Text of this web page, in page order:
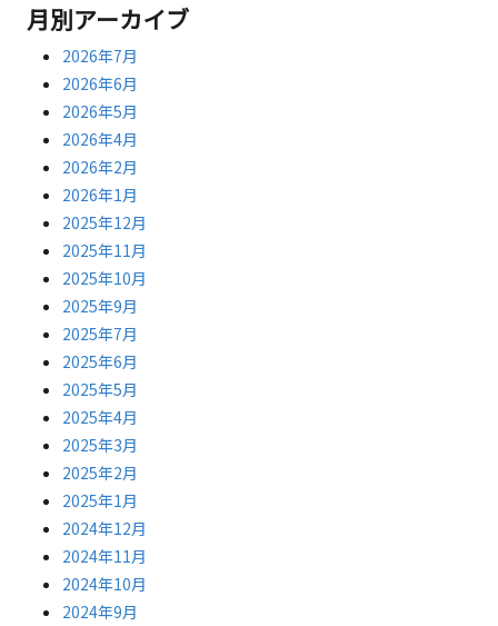
月別アーカイブ
2026年7月
2026年6月
2026年5月
2026年4月
2026年2月
2026年1月
2025年12月
2025年11月
2025年10月
2025年9月
2025年7月
2025年6月
2025年5月
2025年4月
2025年3月
2025年2月
2025年1月
2024年12月
2024年11月
2024年10月
2024年9月